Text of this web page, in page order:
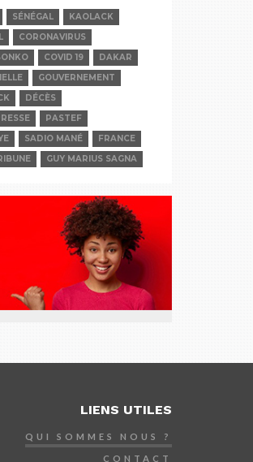
SÉNÉGAL
KAOLACK
CORONAVIRUS
COVID 19
DAKAR
GOUVERNEMENT
DÉCÈS
PASTEF
SADIO MANÉ
FRANCE
GUY MARIUS SAGNA
LIENS UTILES
QUI SOMMES NOUS ?
CONTACT